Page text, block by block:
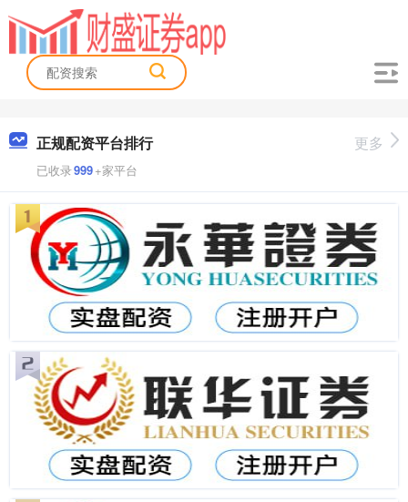
正规配资平台排行
已收录999+家平台
更多